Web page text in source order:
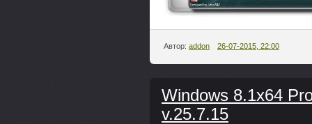
Автор: addon 26-07-2015, 22:00
Windows 8.1x64
v.25.7.15